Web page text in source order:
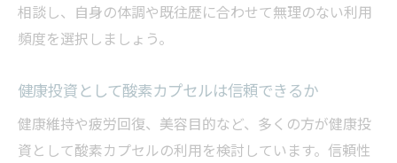
相談し、自身の体調や既往歴に合わせて無理のない利用
頻度を選択しましょう。
健康投資として酸素カプセルは信頼できるか
健康維持や疲労回復、美容目的など、多くの方が健康投
資として酸素カプセルの利用を検討しています。信頼性